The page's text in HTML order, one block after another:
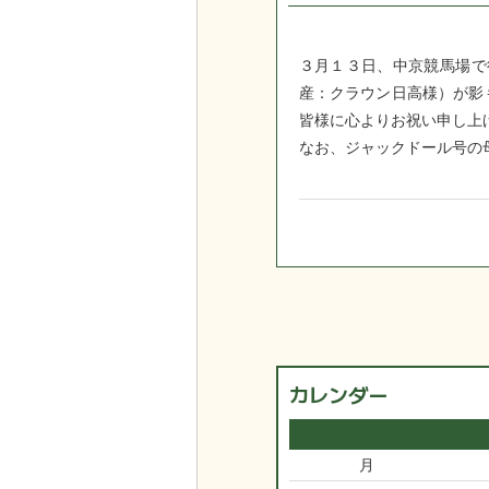
３月１３日、中京競馬場
産：クラウン日高様）が
皆様に心よりお祝い申し
なお、ジャックドール号
カレンダー
月